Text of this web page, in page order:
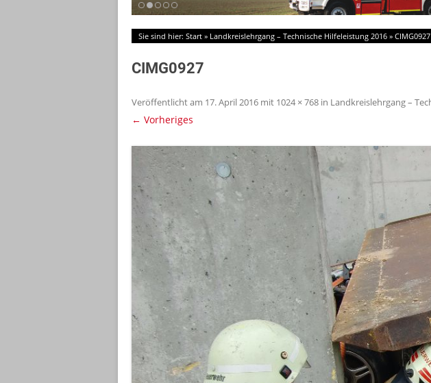
Sie sind hier: Start » Landkreislehrgang – Technische Hilfeleistung 2016 » CIMG0927
CIMG0927
Veröffentlicht am 17. April 2016 mit 1024 × 768 in Landkreislehrgang –
← Vorheriges